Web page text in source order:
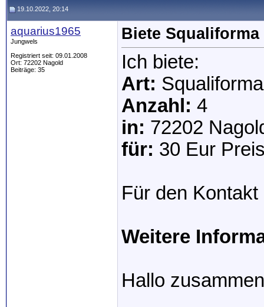
19.10.2022, 20:14
aquarius1965
Jungwels
Registriert seit: 09.01.2008
Ort: 72202 Nagold
Beiträge: 35
Biete Squaliforma
Ich biete:
Art:
Anzahl: 4
in: 72202
für: 30 Eur
Für den
Weitere
Hallo